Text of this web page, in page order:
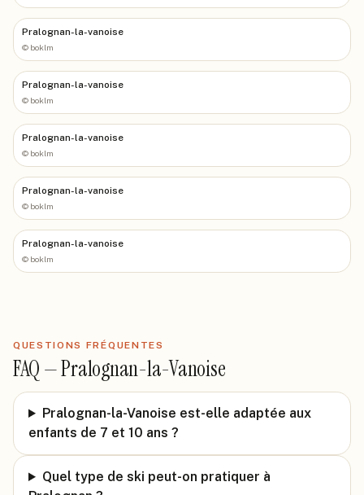
Pralognan-la-vanoise
© boklm
Pralognan-la-vanoise
© boklm
Pralognan-la-vanoise
© boklm
Pralognan-la-vanoise
© boklm
Pralognan-la-vanoise
© boklm
QUESTIONS FRÉQUENTES
FAQ —Pralognan-la-Vanoise
Pralognan-la-Vanoise est-elle adaptée aux
enfants de 7 et 10 ans ?
Quel type de ski peut-on pratiquer à